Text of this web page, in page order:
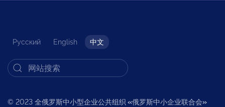
Русский English 中文
© 2023 全俄罗斯中小型企业公共组织 «俄罗斯中小企业联合会»